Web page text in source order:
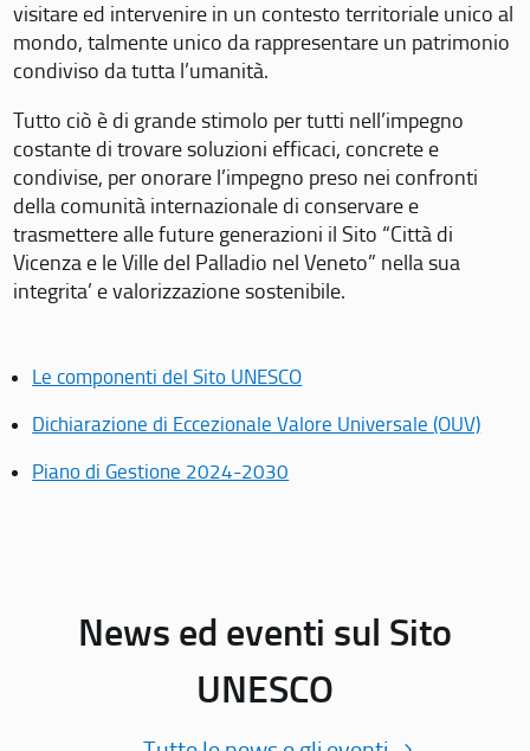
visitare ed intervenire in un contesto territoriale unico al
mondo, talmente unico da rappresentare un patrimonio
condiviso da tutta l’umanità.
Tutto ciò è di grande stimolo per tutti nell’impegno
costante di trovare soluzioni efficaci, concrete e
condivise, per onorare l’impegno preso nei confronti
della comunità internazionale di conservare e
trasmettere alle future generazioni il Sito “Città di
Vicenza e le Ville del Palladio nel Veneto” nella sua
integrita’ e valorizzazione sostenibile.
Le componenti del Sito UNESCO
Dichiarazione di Eccezionale Valore Universale (OUV)
Piano di Gestione 2024-2030
News ed eventi sul Sito
UNESCO